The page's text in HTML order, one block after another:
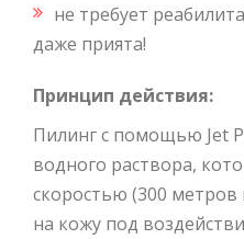
не требует
даже прията!
Принцип действия:
Пилинг с помощью Jet
водного раствора,
скоростью (300 метров
на кожу под